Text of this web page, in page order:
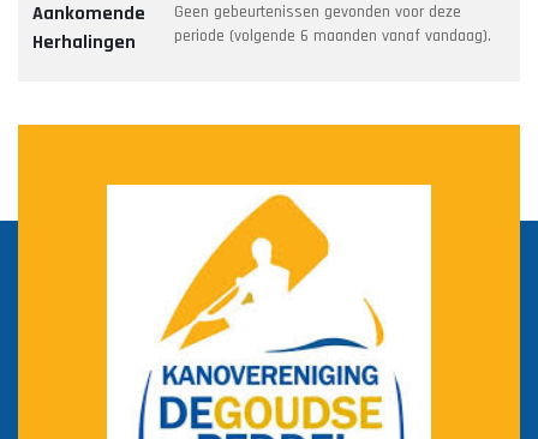
Aankomende
Herhalingen
Geen gebeurtenissen gevonden voor deze
periode (volgende 6 maanden vanaf vandaag).